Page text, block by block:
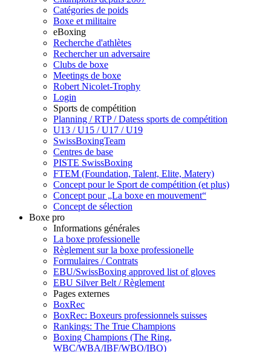
Catégories de poids
Boxe et militaire
eBoxing
Recherche d'athlètes
Rechercher un adversaire
Clubs de boxe
Meetings de boxe
Robert Nicolet-Trophy
Login
Sports de compétition
Planning / RTP / Datess sports de compétition
U13 / U15 / U17 / U19
SwissBoxingTeam
Centres de base
PISTE SwissBoxing
FTEM (Foundation, Talent, Elite, Matery)
Concept pour le Sport de compétition (et plus)
Concept pour „La boxe en mouvement“
Concept de sélection
Boxe pro
Informations générales
La boxe professionelle
Règlement sur la boxe professionelle
Formulaires / Contrats
EBU/SwissBoxing approved list of gloves
EBU Silver Belt / Règlement
Pages externes
BoxRec
BoxRec: Boxeurs professionnels suisses
Rankings: The True Champions
Boxing Champions (The Ring,
WBC/WBA/IBF/WBO/IBO)